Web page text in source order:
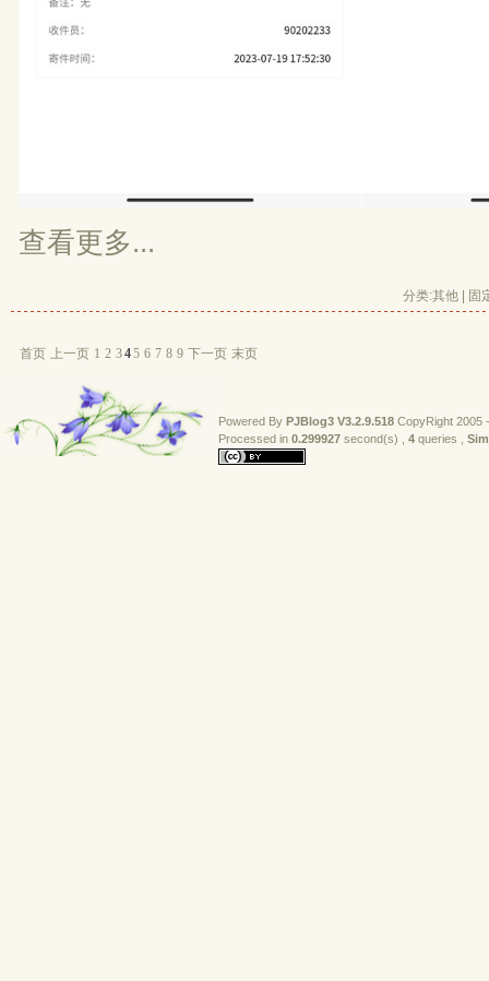
查看更多...
分类:其他 固
首页 上一页 1 2 345 6 7 8 9 下一页 末页
Powered By PJBlog3 V3.2.9.518 CopyRight 2005
Processed in 0.299927 second(s) , 4 queries ,